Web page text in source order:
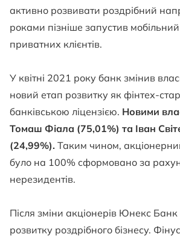
активно розвивати роздрібний
роками пізніше запустив
приватних клієнтів.
У квітні 2021 року банк змінив
новий етап розвитку як фінтех-
банківською ліцензією. Новими
Томаш Фіала (75,01%) та Іван
(24,99%). Таким чином,
було на 100% сформовано за
нерезидентів.
Після зміни акціонерів Юнекс
розвитку роздрібного бізнесу.